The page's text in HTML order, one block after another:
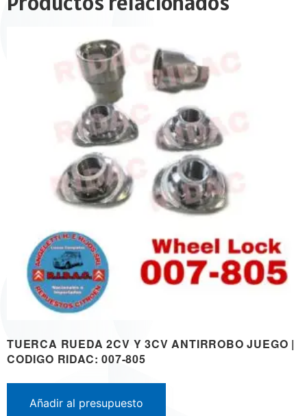
TUERCA RUEDA 2CV Y 3CV ANTIRROBO JUEGO |
CODIGO RIDAC: 007-805
Añadir al presupuesto